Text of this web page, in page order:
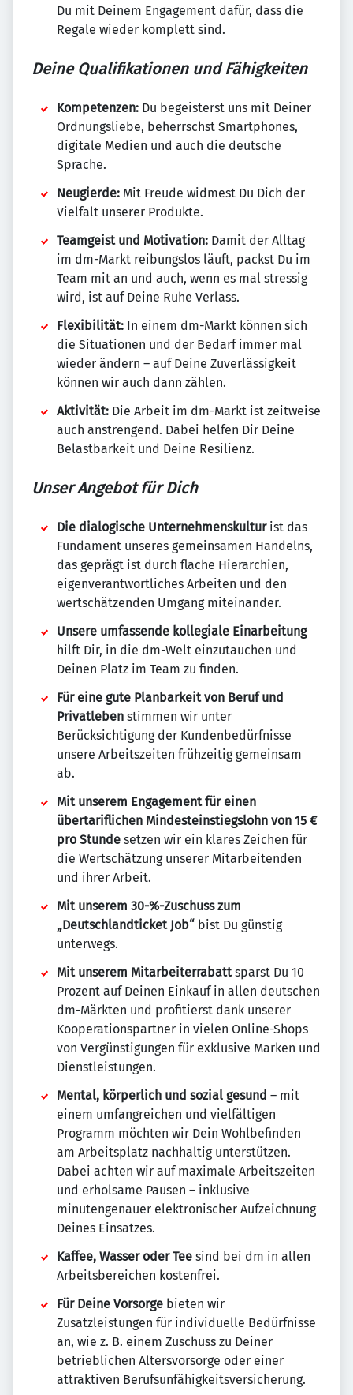
Du mit Deinem Engagement dafür, dass die
Regale wieder komplett sind.
Deine Qualifikationen und Fähigkeiten
Kompetenzen: Du begeisterst uns mit Deiner
Ordnungsliebe, beherrschst Smartphones,
digitale Medien und auch die deutsche
Sprache.
Neugierde: Mit Freude widmest Du Dich der
Vielfalt unserer Produkte.
Teamgeist und Motivation: Damit der Alltag
im dm-Markt reibungslos läuft, packst Du im
Team mit an und auch, wenn es mal stressig
wird, ist auf Deine Ruhe Verlass.
Flexibilität: In einem dm-Markt können sich
die Situationen und der Bedarf immer mal
wieder ändern – auf Deine Zuverlässigkeit
können wir auch dann zählen.
Aktivität: Die Arbeit im dm-Markt ist zeitweise
auch anstrengend. Dabei helfen Dir Deine
Belastbarkeit und Deine Resilienz.
Unser Angebot für Dich
Die dialogische Unternehmenskultur ist das
Fundament unseres gemeinsamen Handelns,
das geprägt ist durch flache Hierarchien,
eigenverantwortliches Arbeiten und den
wertschätzenden Umgang miteinander.
Unsere umfassende kollegiale Einarbeitung
hilft Dir, in die dm-Welt einzutauchen und
Deinen Platz im Team zu finden.
Für eine gute Planbarkeit von Beruf und
Privatleben stimmen wir unter
Berücksichtigung der Kundenbedürfnisse
unsere Arbeitszeiten frühzeitig gemeinsam
ab.
Mit unserem Engagement für einen
übertariflichen Mindesteinstiegslohn von 15 €
pro Stunde setzen wir ein klares Zeichen für
die Wertschätzung unserer Mitarbeitenden
und ihrer Arbeit.
Mit unserem 30-%-Zuschuss zum
„Deutschlandticket Job“ bist Du günstig
unterwegs.
Mit unserem Mitarbeiterrabattsparst Du 10
Prozent auf Deinen Einkauf in allen deutschen
dm-Märkten und profitierst dank unserer
Kooperationspartner in vielen Online-Shops
von Vergünstigungen für exklusive Marken und
Dienstleistungen.
Mental, körperlich und sozial gesund – mit
einem umfangreichen und vielfältigen
Programm möchten wir Dein Wohlbefinden
am Arbeitsplatz nachhaltig unterstützen.
Dabei achten wir auf maximale Arbeitszeiten
und erholsame Pausen – inklusive
minutengenauer elektronischer Aufzeichnung
Deines Einsatzes.
Kaffee, Wasser oder Tee sind bei dm in allen
Arbeitsbereichen kostenfrei.
Für Deine Vorsorge bieten wir
Zusatzleistungen für individuelle Bedürfnisse
an, wie z. B. einem Zuschuss zu Deiner
betrieblichen Altersvorsorge oder einer
attraktiven Berufsunfähigkeitsversicherung.